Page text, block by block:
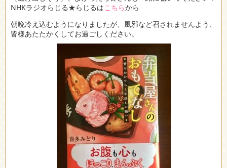
NHKラジオらじる★らじるはこちらから
朝晩冷え込むようになりましたが、風邪など召されませんよう、
皆様あたたかくしてお過ごしください。